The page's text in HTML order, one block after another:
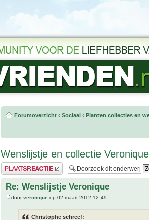
Forumoverzicht ‹ Sociaal ‹ Planten collecties en
Wenslijstje en collectie Veronique
Plaats een reactie
Re: Wenslijstje Veronique
doorveronique op 02 maart 2012 12:49
Christophe schreef: